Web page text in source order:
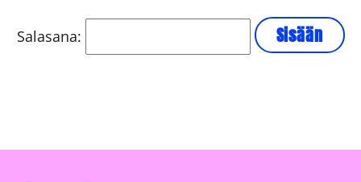
Salasana: